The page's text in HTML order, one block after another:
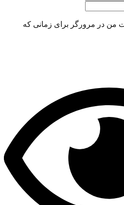
من در مرورگر برای زمانی که